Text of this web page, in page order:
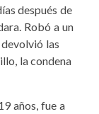
después de
Robó a un
las
la condena
años, fue a